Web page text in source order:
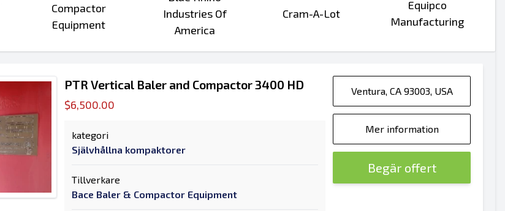
Compactor
Equipment
Industries Of
America
Cram-A-Lot
Equipco
Manufacturing
PTR Vertical Baler and Compactor 3400 HD
$6,500.00
kategori
Självhållna kompaktorer
Tillverkare
Bace Baler & Compactor Equipment
Ventura, CA 93003, USA
Mer information
Begär offert